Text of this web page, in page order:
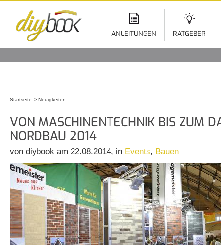
ANLEITUNGEN RATGEBER
Startseite Neuigkeiten
VON MASCHINENTECHNIK BIS ZUM
NORDBAU 2014
von diybook am 22.08.2014, in Events, Bauen